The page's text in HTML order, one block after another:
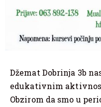
Džemat Dobrinja 3b
edukativnim
Obzirom da smo u